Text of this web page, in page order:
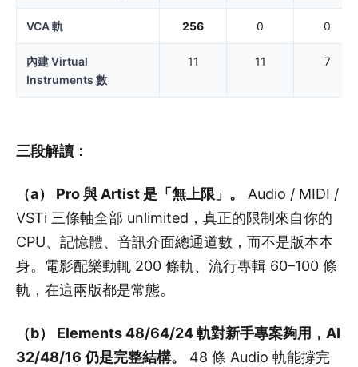
VCA 軌 256 0 0
內建 Virtual
Instruments 數
11 11 7
三段解讀：
（a） Pro 與 Artist 是「無上限」。
Audio / MIDI /
VSTi 三條軸全部 unlimited，真正的限制來自你的
CPU、記憶體、音訊介面總通道數，而不是版本本
身。電影配樂動輒 200 條軌、流行專輯 60–100 條
軌，在這兩版都是常態。
（b） Elements 48/64/24 軌對新手專案夠用，AI
32/48/16 仍是完整結構。
48 條 Audio 軌能撐完